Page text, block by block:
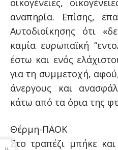
οικογένειες,
αναπηρία. Επίσης,
Αυτοδιοίκησης ότι
καμία ευρωπαϊκή
έστω και ενός
για τη συμμετοχή,
άνεργους και
κάτω από τα όρια της
Θέρμη-ΠΑΟΚ
Στο τραπέζι μπήκε